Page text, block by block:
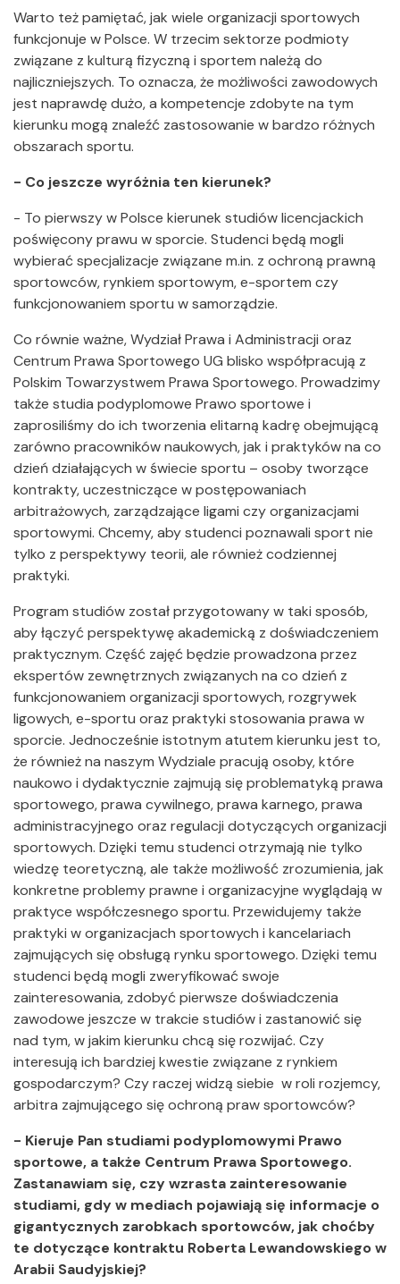
Warto też pamiętać, jak wiele organizacji sportowych
funkcjonuje w Polsce. W trzecim sektorze podmioty
związane z kulturą fizyczną i sportem należą do
najliczniejszych. To oznacza, że możliwości zawodowych
jest naprawdę dużo, a kompetencje zdobyte na tym
kierunku mogą znaleźć zastosowanie w bardzo różnych
obszarach sportu.
- Co jeszcze wyróżnia ten kierunek?
- To pierwszy w Polsce kierunek studiów licencjackich
poświęcony prawu w sporcie. Studenci będą mogli
wybierać specjalizacje związane m.in. z ochroną prawną
sportowców, rynkiem sportowym, e-sportem czy
funkcjonowaniem sportu w samorządzie.
Co równie ważne, Wydział Prawa i Administracji oraz
Centrum Prawa Sportowego UG blisko współpracują z
Polskim Towarzystwem Prawa Sportowego. Prowadzimy
także studia podyplomowe Prawo sportowe i
zaprosiliśmy do ich tworzenia elitarną kadrę obejmującą
zarówno pracowników naukowych, jak i praktyków na co
dzień działających w świecie sportu – osoby tworzące
kontrakty, uczestniczące w postępowaniach
arbitrażowych, zarządzające ligami czy organizacjami
sportowymi. Chcemy, aby studenci poznawali sport nie
tylko z perspektywy teorii, ale również codziennej
praktyki.
Program studiów został przygotowany w taki sposób,
aby łączyć perspektywę akademicką z doświadczeniem
praktycznym. Część zajęć będzie prowadzona przez
ekspertów zewnętrznych związanych na co dzień z
funkcjonowaniem organizacji sportowych, rozgrywek
ligowych, e-sportu oraz praktyki stosowania prawa w
sporcie. Jednocześnie istotnym atutem kierunku jest to,
że również na naszym Wydziale pracują osoby, które
naukowo i dydaktycznie zajmują się problematyką prawa
sportowego, prawa cywilnego, prawa karnego, prawa
administracyjnego oraz regulacji dotyczących organizacji
sportowych. Dzięki temu studenci otrzymają nie tylko
wiedzę teoretyczną, ale także możliwość zrozumienia, jak
konkretne problemy prawne i organizacyjne wyglądają w
praktyce współczesnego sportu. Przewidujemy także
praktyki w organizacjach sportowych i kancelariach
zajmujących się obsługą rynku sportowego. Dzięki temu
studenci będą mogli zweryfikować swoje
zainteresowania, zdobyć pierwsze doświadczenia
zawodowe jeszcze w trakcie studiów i zastanowić się
nad tym, w jakim kierunku chcą się rozwijać. Czy
interesują ich bardziej kwestie związane z rynkiem
gospodarczym? Czy raczej widzą siebie w roli rozjemcy,
arbitra zajmującego się ochroną praw sportowców?
- Kieruje Pan studiami podyplomowymi Prawo
sportowe, a także Centrum Prawa Sportowego.
Zastanawiam się, czy wzrasta zainteresowanie
studiami, gdy w mediach pojawiają się informacje o
gigantycznych zarobkach sportowców, jak choćby
te dotyczące kontraktu Roberta Lewandowskiego w
Arabii Saudyjskiej?